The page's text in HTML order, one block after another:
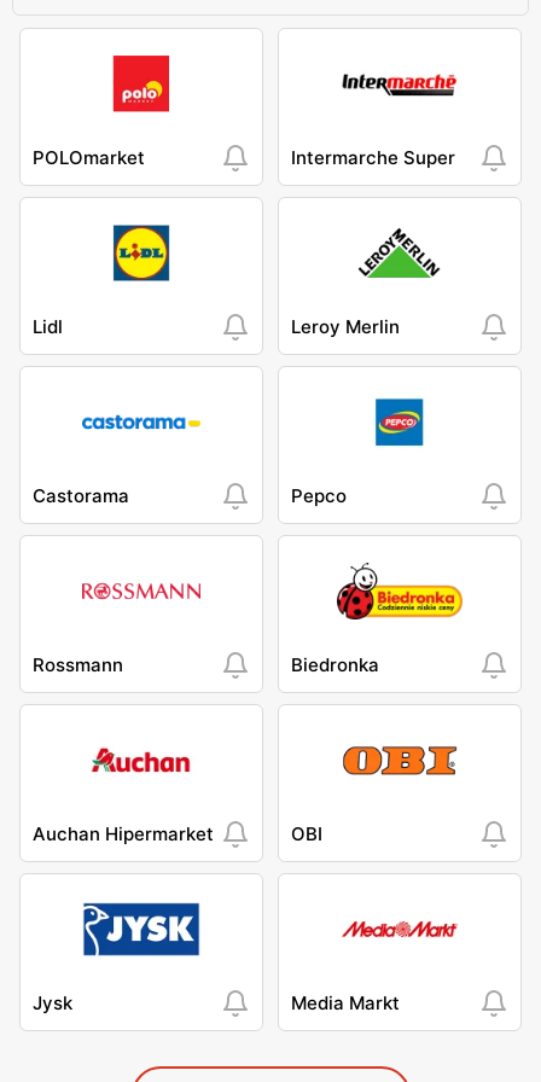
POLOmarket Intermarche Super
Lidl Leroy Merlin
Castorama Pepco
Rossmann Biedronka
Auchan Hipermarket OBI
Jysk Media Markt